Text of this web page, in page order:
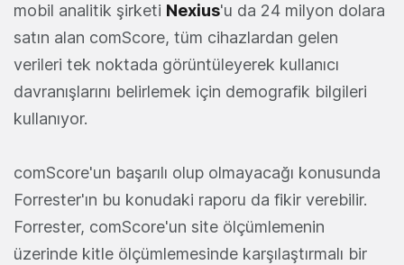
mobil analitik şirketi Nexius'u da 24 milyon dolara
satın alan comScore, tüm cihazlardan gelen
verileri tek noktada görüntüleyerek kullanıcı
davranışlarını belirlemek için demografik bilgileri
kullanıyor.
comScore'un başarılı olup olmayacağı konusunda
Forrester'ın bu konudaki raporu da fikir verebilir.
Forrester, comScore'un site ölçümlemenin
üzerinde kitle ölçümlemesinde karşılaştırmalı bir